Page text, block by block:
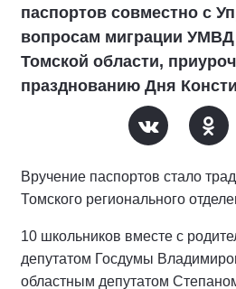
паспортов совместно с
вопросам миграции
Томской области,
празднованию Дня
Вручение паспортов стало
Томского регионального
10 школьников вместе с
депутатом Госдумы
областным депутатом